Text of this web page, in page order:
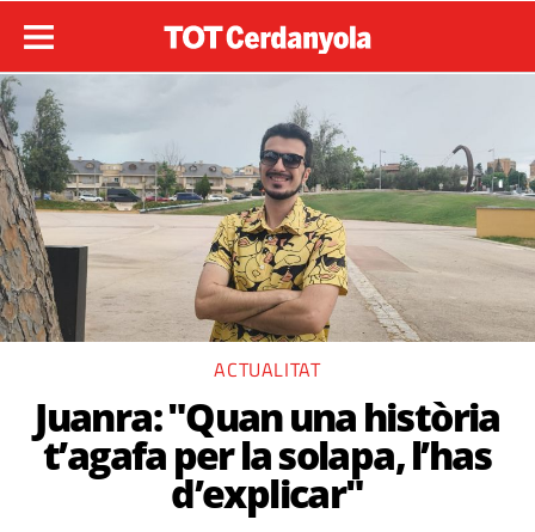
ACTUALITAT
Juanra: "Quan una història
t’agafa per la solapa, l’has
d’explicar"